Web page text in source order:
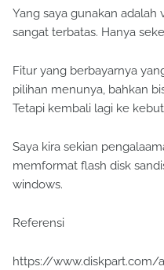
Yang saya gunakan adalah
sangat terbatas. Hanya
Fitur yang berbayarnya
pilihan menunya, bahkan
Tetapi kembali lagi ke
Saya kira sekian
memformat flash disk
windows.
Referensi
https://www.diskpart.com/